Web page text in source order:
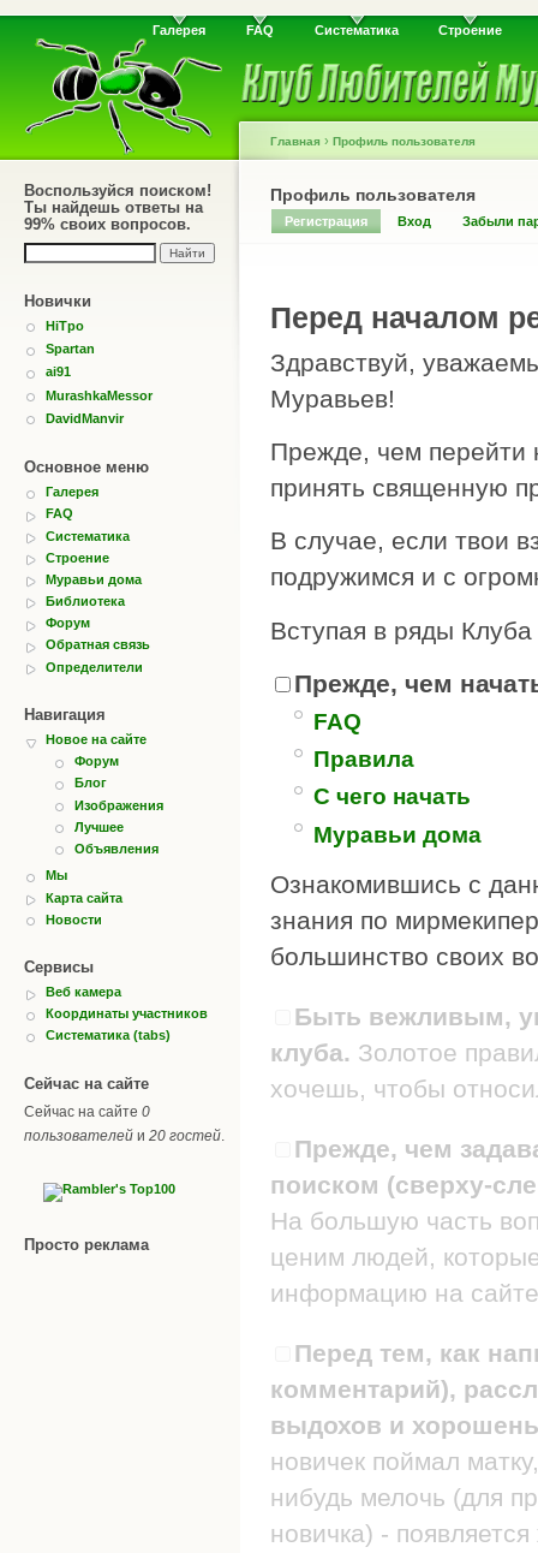
Галерея FAQ Систематика Строение
Воспользуйся поиском!
Ты найдешь ответы на
99% своих вопросов.
Новички
HiTpo
Spartan
ai91
MurashkaMessor
DavidManvir
Основное меню
Галерея
FAQ
Систематика
Строение
Муравьи дома
Библиотека
Форум
Обратная связь
Определители
Навигация
Новое на сайте
Форум
Блог
Изображения
Лучшее
Объявления
Мы
Карта сайта
Новости
Сервисы
Веб камера
Координаты участников
Систематика (tabs)
Сейчас на сайте
Сейчас на сайте 0
пользователей и 20 гостей.
Просто реклама
Главная › Профиль пользователя
Профиль пользователя
Регистрация Вход Забыли
Перед началом
Здравствуй,
Муравьев!
Прежде, чем перейти
принять священную
В случае, если твои
подружимся и с
Вступая в ряды
Прежде, чем
FAQ
Правила
С чего начать
Муравьи дома
Ознакомившись с
знания по
большинство своих
Быть вежливым,
клуба. Золотое
хочешь, чтобы
Прежде, чем
поиском (сверху-
На большую часть
ценим людей,
информацию на
Перед тем, как
комментарий),
выдохов и
новичек поймал
нибудь мелочь (для
новичка) -